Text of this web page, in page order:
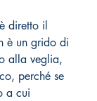
diretto il
è un grido di
alla veglia,
perché se
a cui